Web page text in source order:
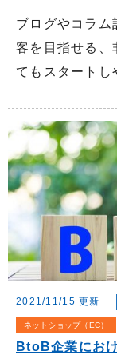
ブログやコラム
客を目指せる、
てもスタート
2021/11/15 更新
ネットショップ（EC）
BtoB企業にお